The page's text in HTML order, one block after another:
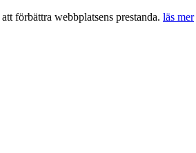
förbättra webbplatsens prestanda. läs mer